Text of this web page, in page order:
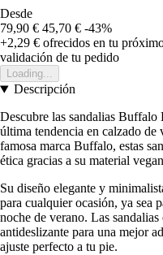
Desde
79,90 € 45,70 € -43%
+2,29 € ofrecidos en tu
validación de tu pedido
Loading...
Descripción
Descubre las sandalias
última tendencia en calzado de
famosa marca Buffalo, estas
ética gracias a su material
Su diseño elegante y
para cualquier ocasión, ya sea
noche de verano. Las
antideslizante para una mejor
ajuste perfecto a tu pie.